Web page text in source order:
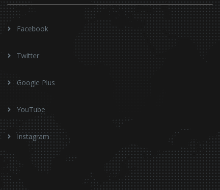
Facebook
Twitter
Google Plus
YouTube
Instagram